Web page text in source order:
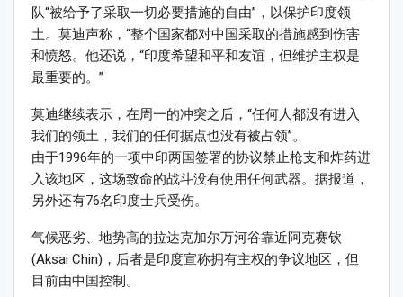
队“被给予了采取一切必要措施的自由”，以保护印度领
土。莫迪声称，“整个国家都对中国采取的措施感到伤害
和愤怒。他还说，“印度希望和平和友谊，但维护主权是
最重要的。”
莫迪继续表示，在周一的冲突之后，“任何人都没有进入
我们的领土，我们的任何据点也没有被占领”。
由于1996年的一项中印两国签署的协议禁止枪支和炸药进
入该地区，这场致命的战斗没有使用任何武器。据报道，
另外还有76名印度士兵受伤。
气候恶劣、地势高的拉达克加尔万河谷靠近阿克赛钦
(Aksai Chin)，后者是印度宣称拥有主权的争议地区，但
目前由中国控制。